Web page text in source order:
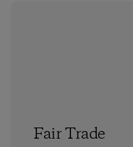
Fair Trade